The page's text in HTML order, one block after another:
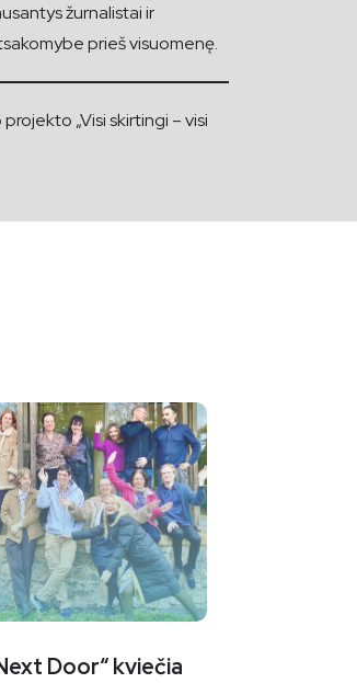
žurnalistai ir
prieš visuomenę.
„Visi skirtingi – visi
Door“ kviečia